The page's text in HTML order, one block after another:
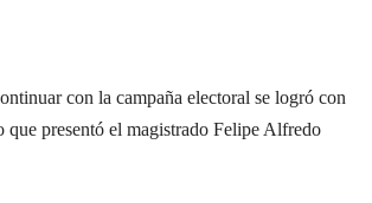
con la campaña electoral se logró con
presentó el magistrado Felipe Alfredo